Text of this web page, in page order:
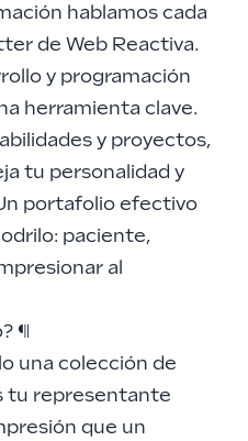
hablamos cada
de Web Reactiva.
y programación
herramienta clave.
y proyectos,
tu personalidad y
portafolio efectivo
paciente,
al
¶
una colección de
tu representante
que un